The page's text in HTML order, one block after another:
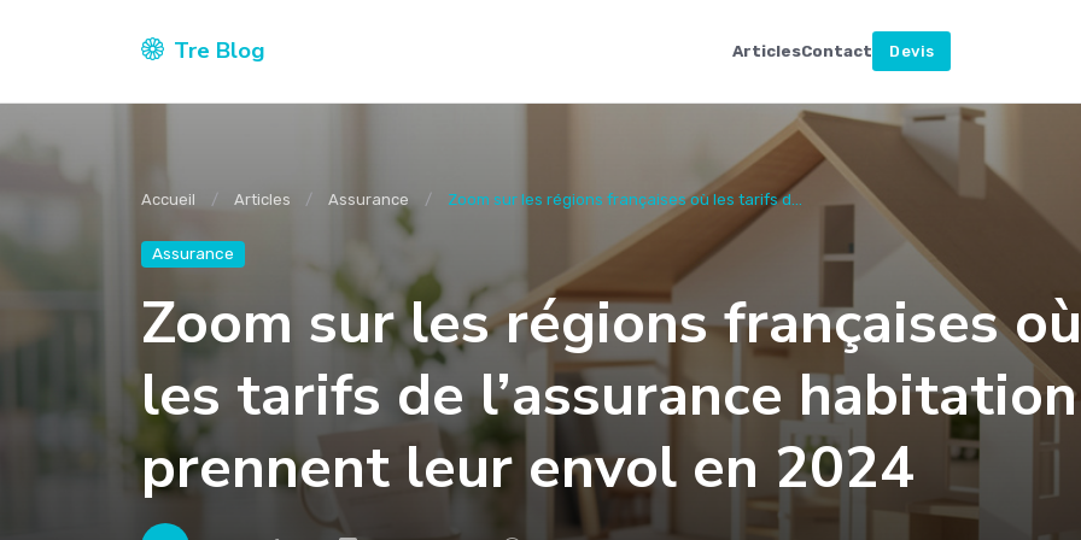
Tre Blog ArticlesContact Devis
Accueil Articles Assurance Zoom sur les régions françaises où les tarifs d...
Assurance
Zoom sur les régions françaises où
les tarifs de l’assurance habitation
prennent leur envol en 2024